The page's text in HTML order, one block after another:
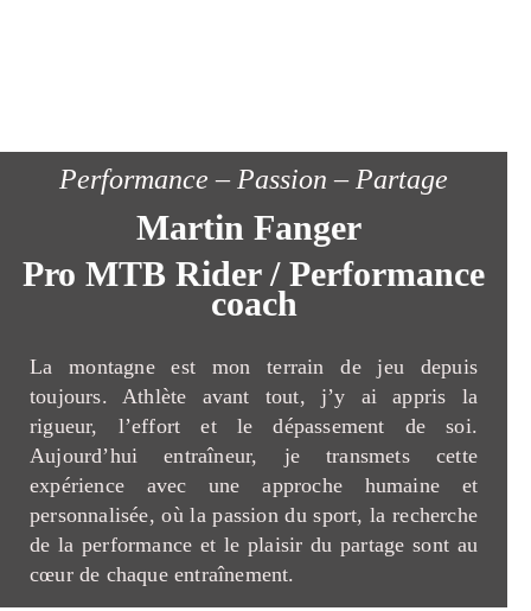
Performance – Passion – Partage
Martin Fanger
Pro MTB Rider / Performance
coach
La montagne est mon terrain de jeu depuis
toujours. Athlète avant tout, j’y ai appris la
rigueur, l’effort et le dépassement de soi.
Aujourd’hui entraîneur, je transmets cette
expérience avec une approche humaine et
personnalisée, où la passion du sport, la recherche
de la performance et le plaisir du partage sont au
cœur de chaque entraînement.